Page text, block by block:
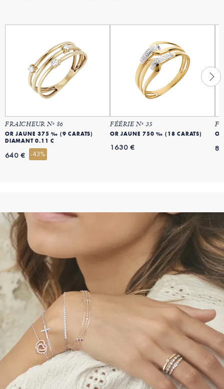
FRAICHEUR Nº 86
OR JAUNE 375 ‰ (9 CARATS)
DIAMANT 0.11 C
640 € -43%
FÉÉRIE Nº 35
OR JAUNE 750 ‰ (18 CARATS)
1630 €